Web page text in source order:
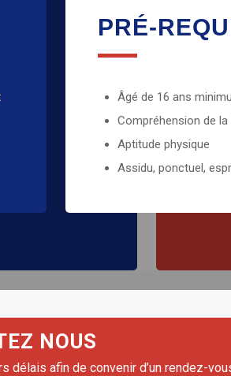
PRÉ-
Âgé de 16 ans
Compréhension de
Aptitude physique
Assidu, ponctuel,
LES
NOUS
délais afin de convenir d’un rendez-